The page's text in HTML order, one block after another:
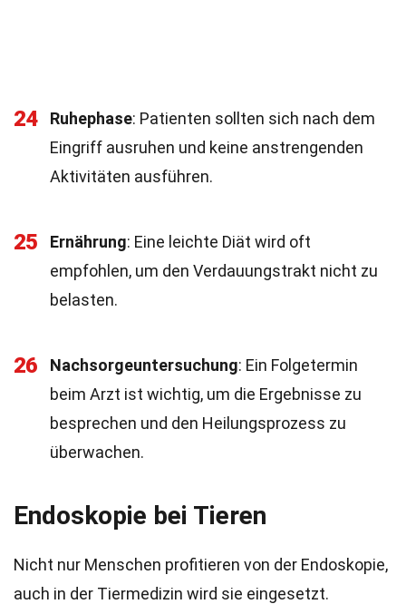
24 Ruhephase: Patienten sollten sich nach dem
Eingriff ausruhen und keine anstrengenden
Aktivitäten ausführen.
25 Ernährung: Eine leichte Diät wird oft
empfohlen, um den Verdauungstrakt nicht zu
belasten.
26 Nachsorgeuntersuchung: Ein Folgetermin
beim Arzt ist wichtig, um die Ergebnisse zu
besprechen und den Heilungsprozess zu
überwachen.
Endoskopie bei Tieren
Nicht nur Menschen profitieren von der Endoskopie,
auch in der Tiermedizin wird sie eingesetzt.